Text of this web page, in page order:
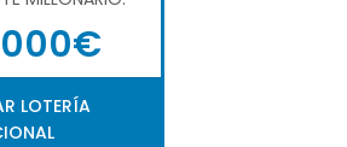
LOTERÍA